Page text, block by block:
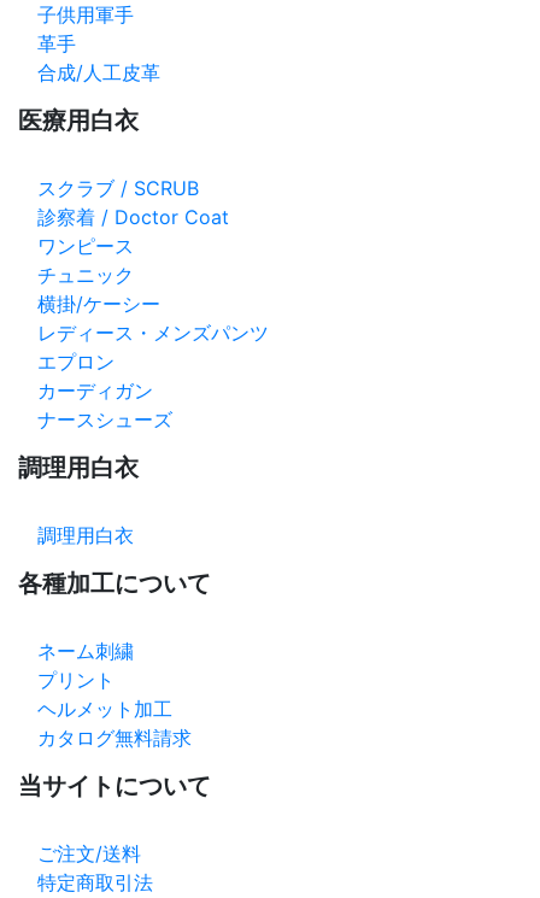
子供用軍手
革手
合成/人工皮革
医療用白衣
スクラブ / SCRUB
診察着 / Doctor Coat
ワンピース
チュニック
横掛/ケーシー
レディース・メンズパンツ
エプロン
カーディガン
ナースシューズ
調理用白衣
調理用白衣
各種加工について
ネーム刺繍
プリント
ヘルメット加工
カタログ無料請求
当サイトについて
ご注文/送料
特定商取引法